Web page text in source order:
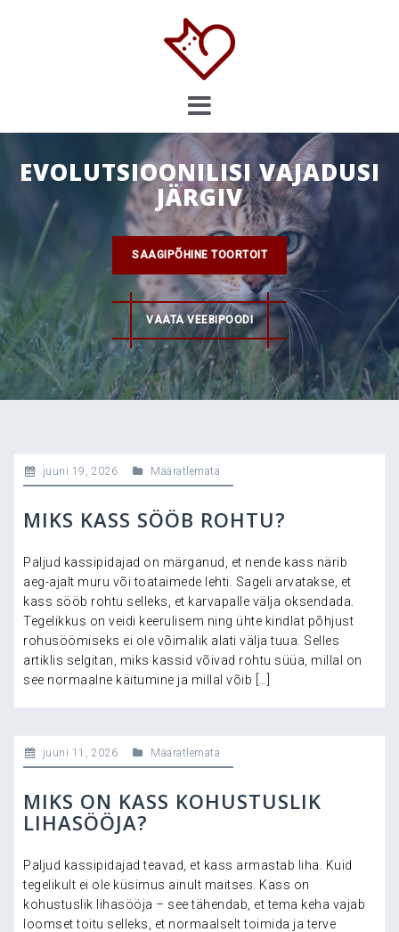
EVOLUTSIOONILISI VAJADUSI
JÄRGIV
SAAGIPÕHINE TOORTOIT
VAATA VEEBIPOODI
juuni 19, 2026 Määratlemata
MIKS KASS SÖÖB ROHTU?
Paljud kassipidajad on märganud, et nende kass närib
aeg-ajalt muru või toataimede lehti. Sageli arvatakse, et
kass sööb rohtu selleks, et karvapalle välja oksendada.
Tegelikkus on veidi keerulisem ning ühte kindlat põhjust
rohusöömiseks ei ole võimalik alati välja tuua. Selles
artiklis selgitan, miks kassid võivad rohtu süüa, millal on
see normaalne käitumine ja millal võib […]
juuni 11, 2026 Määratlemata
MIKS ON KASS KOHUSTUSLIK
LIHASÖÖJA?
Paljud kassipidajad teavad, et kass armastab liha. Kuid
tegelikult ei ole küsimus ainult maitses. Kass on
kohustuslik lihasööja – see tähendab, et tema keha vajab
loomset toitu selleks, et normaalselt toimida ja terve